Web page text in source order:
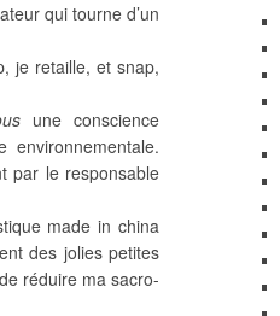
qui tourne d’un
je retaille, et snap,
une conscience
environnementale.
par le responsable
made in china
des jolies petites
réduire ma sacro-